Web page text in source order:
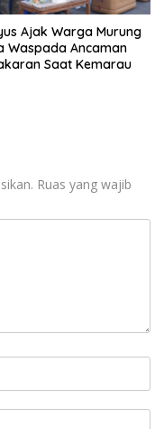
Ajak Warga Murung
Waspada Ancaman
Saat Kemarau
Ruas yang wajib